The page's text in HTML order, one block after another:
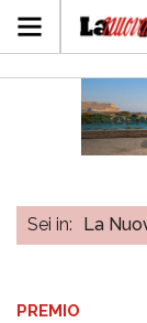
Sei in: La
PREMIO